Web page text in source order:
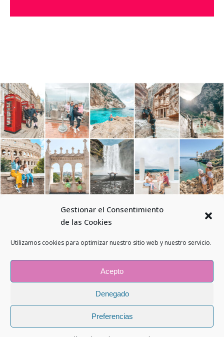
Gestionar el Consentimiento
de las Cookies
Utilizamos cookies para optimizar nuestro sitio web y nuestro servicio.
Acepto
Denegado
Preferencias
Aviso legal-Política de Privacidad-Guía de tallas-Política de envíos
Política de envíos